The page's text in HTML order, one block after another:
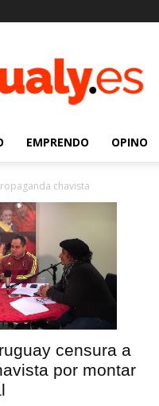
|
Noticias
venezolanos
EMPRENDO OPINO
chavista
censura a
por montar